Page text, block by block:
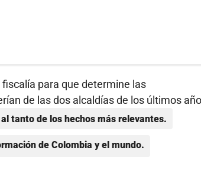
para que determine las
de las dos alcaldías de los últimos
tanto de los hechos más relevantes.
de Colombia y el mundo.